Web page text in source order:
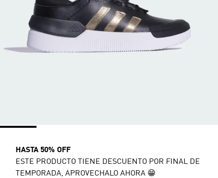
HASTA 50% OFF
ESTE PRODUCTO TIENE DESCUENTO POR FINAL DE
TEMPORADA, APROVECHALO AHORA 😁